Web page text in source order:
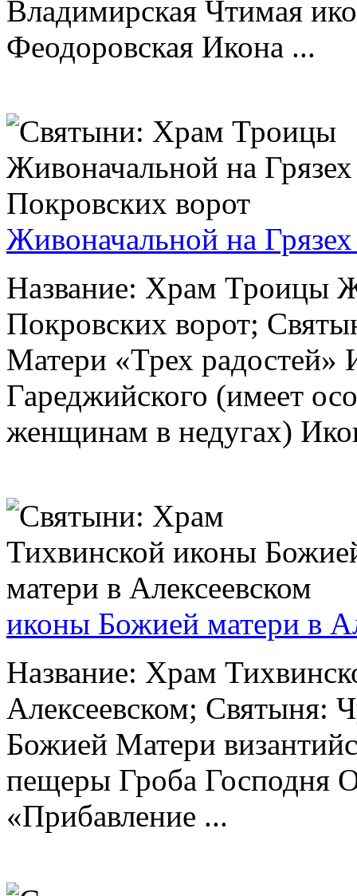
Владимирская Чтимая
Феодоровская Икона ...
Живоначальной на
Название: Храм Троицы
Покровских ворот;
Матери «Трех радостей»
Гареджийского (имеет
женщинам в недугах)
иконы Божией матери в
Название: Храм
Алексеевском; Святыня:
Божией Матери
пещеры Гроба Господня
«Прибавление ...